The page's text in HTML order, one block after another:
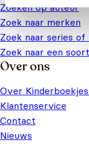
Zoeken op auteur
Zoek naar merken
Zoek naar series
Zoek naar een
Over ons
Over
Klantenservice
Contact
Nieuws